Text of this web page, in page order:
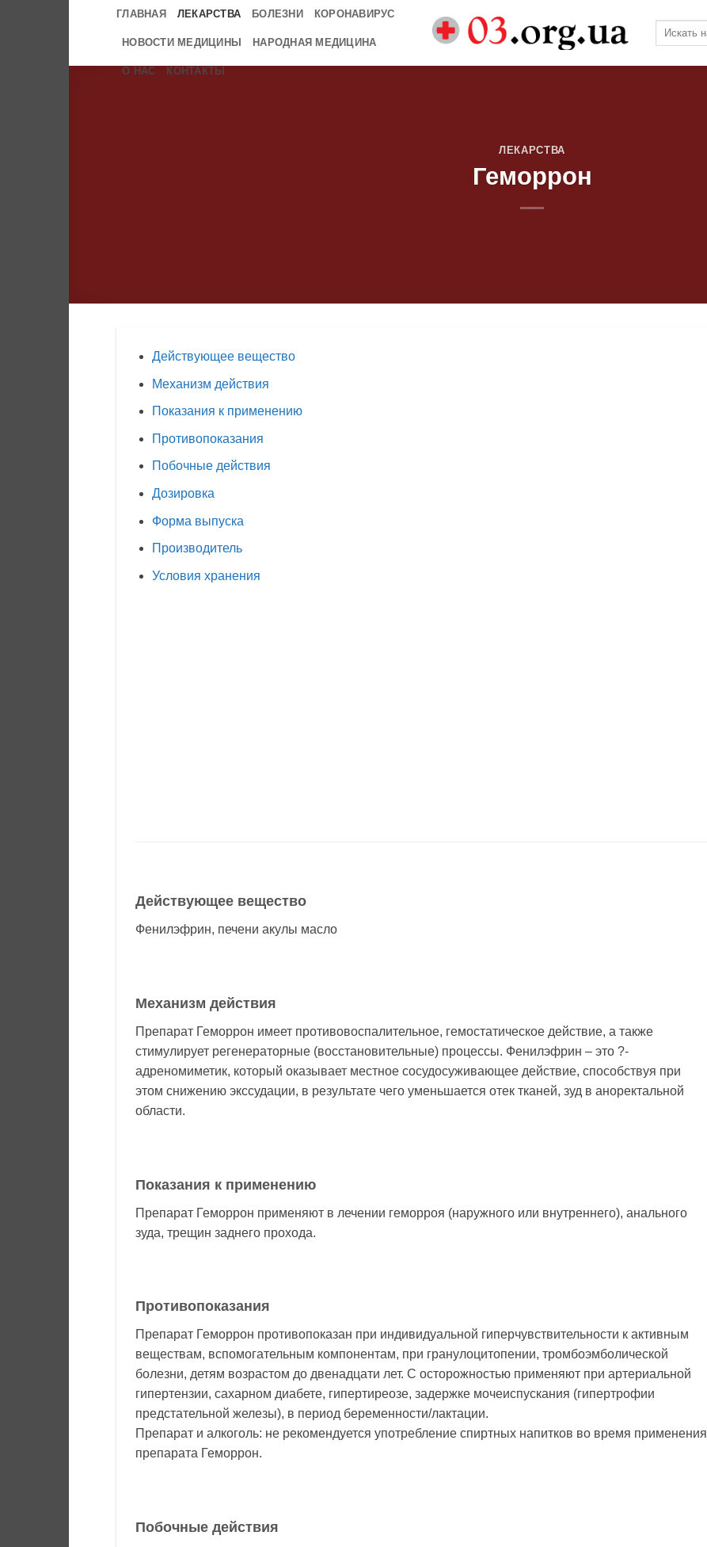
ГЛАВНАЯ ЛЕКАРСТВА БОЛЕЗНИ КОРОНАВИРУС
НОВОСТИ МЕДИЦИНЫ НАРОДНАЯ МЕДИЦИНА
О НАС КОНТАКТЫ
ЛЕКАРСТВА
Геморрон
Действующее вещество
Механизм действия
Показания к применению
Противопоказания
Побочные действия
Дозировка
Форма выпуска
Производитель
Условия хранения
Действующее вещество
Фенилэфрин, печени акулы масло
Механизм действия
Препарат Геморрон имеет противовоспалительное, гемостатическое действие, а также
стимулирует регенераторные (восстановительные) процессы. Фенилэфрин – это ?-
адреномиметик, который оказывает местное сосудосуживающее действие, способствуя при
этом снижению экссудации, в результате чего уменьшается отек тканей, зуд в аноректальной
области.
Показания к применению
Препарат Геморрон применяют в лечении геморроя (наружного или внутреннего), анального
зуда, трещин заднего прохода.
Противопоказания
Препарат Геморрон противопоказан при индивидуальной гиперчувствительности к активным
веществам, вспомогательным компонентам, при гранулоцитопении, тромбоэмболической
болезни, детям возрастом до двенадцати лет. C осторожностью применяют при артериальной
гипертензии, сахарном диабете, гипертиреозе, задержке мочеиспускания (гипертрофии
предстательной железы), в период беременности/лактации.
Препарат и алкоголь: не рекомендуется употребление спиртных напитков во время применения
препарата Геморрон.
Побочные действия